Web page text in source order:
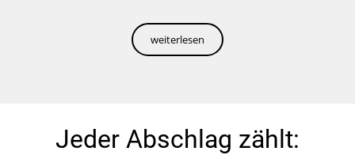
weiterlesen
Jeder Abschlag zählt: